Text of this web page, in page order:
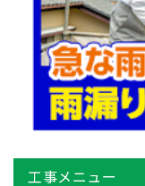
工事メニュー